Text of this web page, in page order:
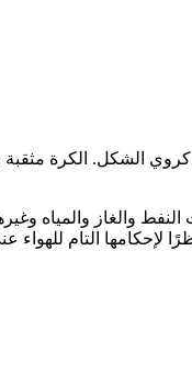
الشكل. الكرة
والغاز والمياه
التام للهواء